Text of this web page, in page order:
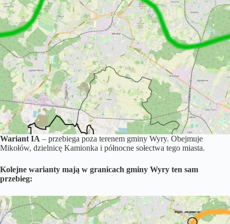
Wariant IA – przebiega poza terenem gminy Wyry. Obejmuje
Mikołów, dzielnicę Kamionka i północne sołectwa tego miasta.
Kolejne warianty mają w granicach gminy Wyry ten sam
przebieg: